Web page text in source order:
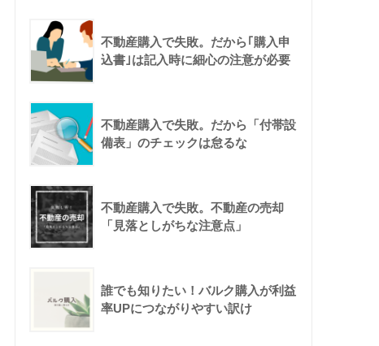
不動産購入で失敗。だから｢購入申
込書｣は記入時に細心の注意が必要
不動産購入で失敗。だから「付帯設
備表」のチェックは怠るな
不動産購入で失敗。不動産の売却
「見落としがちな注意点」
誰でも知りたい！バルク購入が利益
率UPにつながりやすい訳け